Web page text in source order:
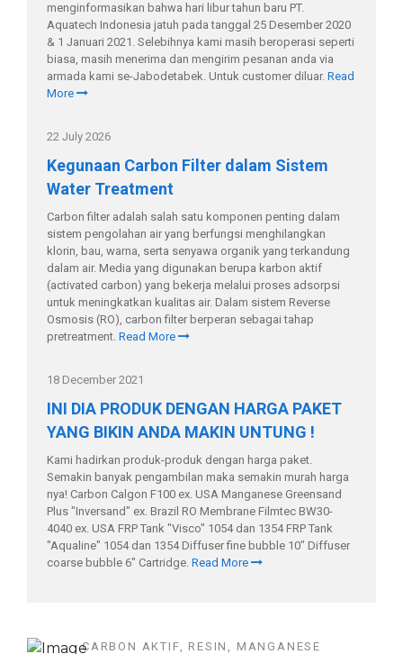
menginformasikan bahwa hari libur tahun baru PT.
Aquatech Indonesia jatuh pada tanggal 25 Desember 2020
& 1 Januari 2021. Selebihnya kami masih beroperasi seperti
biasa, masih menerima dan mengirim pesanan anda via
armada kami se-Jabodetabek. Untuk customer diluar. Read
More
22 July 2026
Kegunaan Carbon Filter dalam Sistem
Water Treatment
Carbon filter adalah salah satu komponen penting dalam
sistem pengolahan air yang berfungsi menghilangkan
klorin, bau, warna, serta senyawa organik yang terkandung
dalam air. Media yang digunakan berupa karbon aktif
(activated carbon) yang bekerja melalui proses adsorpsi
untuk meningkatkan kualitas air. Dalam sistem Reverse
Osmosis (RO), carbon filter berperan sebagai tahap
pretreatment. Read More
18 December 2021
INI DIA PRODUK DENGAN HARGA PAKET
YANG BIKIN ANDA MAKIN UNTUNG !
Kami hadirkan produk-produk dengan harga paket.
Semakin banyak pengambilan maka semakin murah harga
nya! Carbon Calgon F100 ex. USA Manganese Greensand
Plus "Inversand" ex. Brazil RO Membrane Filmtec BW30-
4040 ex. USA FRP Tank "Visco" 1054 dan 1354 FRP Tank
"Aqualine" 1054 dan 1354 Diffuser fine bubble 10" Diffuser
coarse bubble 6" Cartridge. Read More
CARBON AKTIF, RESIN, MANGANESE